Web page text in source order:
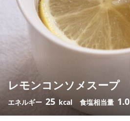
レモンコンソメスープ
エネルギー 25 kcal 食塩相当量 1.0